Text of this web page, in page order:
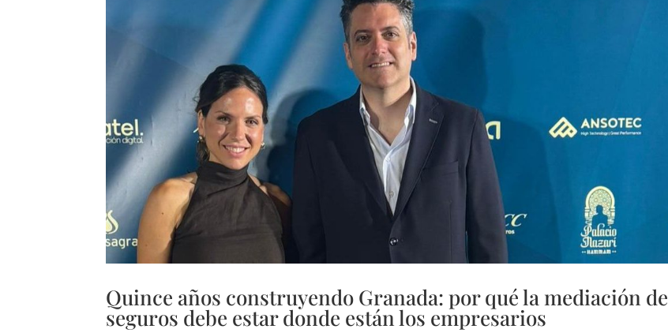
Quince años construyendo Granada: por qué la mediación de
seguros debe estar donde están los empresarios